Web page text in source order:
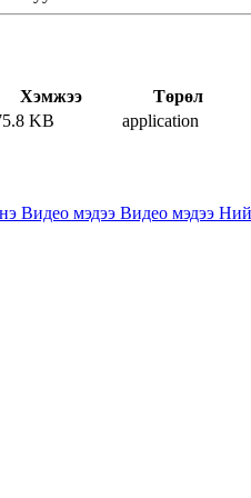
Хэмжээ
Төрөл
KB application
Видео мэдээ Видео мэдээ